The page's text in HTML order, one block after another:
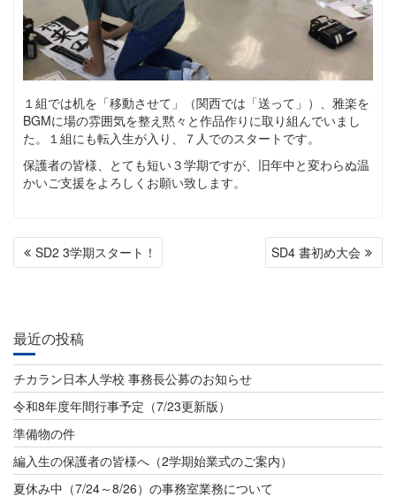
１組では机を「移動させて」（関西では「送って」）、雅楽を
BGMに場の雰囲気を整え黙々と作品作りに取り組んでいまし
た。１組にも転入生が入り、７人でのスタートです。
保護者の皆様、とても短い３学期ですが、旧年中と変わらぬ温
かいご支援をよろしくお願い致します。
投
稿
ビ
ゲ
ー
シ
ョ
ン
SD2 3学期スタート！ SD4 書初め大会
最近の投稿
チカラン日本人学校 事務長公募のお知らせ
令和8年度年間行事予定（7/23更新版）
準備物の件
編入生の保護者の皆様へ（2学期始業式のご案内）
夏休み中（7/24～8/26）の事務室業務について